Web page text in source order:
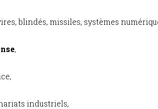
blindés, missiles, systèmes
,
industriels,